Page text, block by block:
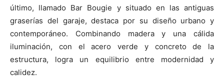
último, llamado Bar Bougie y situado en las antiguas
graserías del garaje, destaca por su diseño urbano y
contemporáneo. Combinando madera y una cálida
iluminación, con el acero verde y concreto de la
estructura, logra un equilibrio entre modernidad y
calidez.